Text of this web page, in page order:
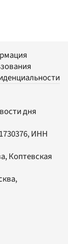
дня
ИНН
Коптевская
,